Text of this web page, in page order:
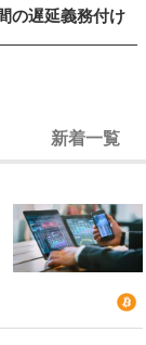
の遅延義務付け
新着一覧